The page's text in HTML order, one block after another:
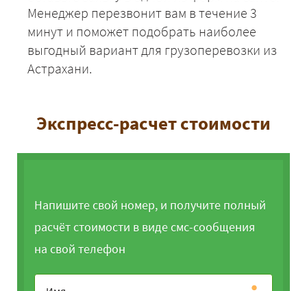
Менеджер перезвонит вам в течение 3
минут и поможет подобрать наиболее
выгодный вариант для грузоперевозки из
Астрахани.
Экспресс-расчет стоимости
Напишите свой номер, и получите полный
расчёт стоимости в виде смс-сообщения
на свой телефон